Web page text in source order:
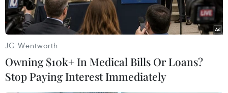
TIN CÙNG CHUYÊN MỤC
JG Wentworth
Owning $10k+ In Medical Bills Or Loans?
Stop Paying Interest Immediately